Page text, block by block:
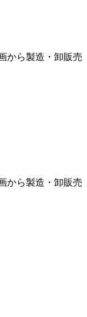
から製造・卸販売
から製造・卸販売